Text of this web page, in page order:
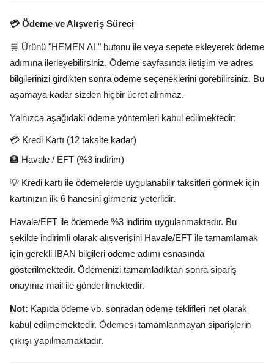
💳 Ödeme ve Alışveriş Süreci
🛒 Ürünü "HEMEN AL" butonu ile veya sepete ekleyerek ödeme
adımına ilerleyebilirsiniz. Ödeme sayfasında iletişim ve adres
bilgilerinizi girdikten sonra ödeme seçeneklerini görebilirsiniz. Bu
aşamaya kadar sizden hiçbir ücret alınmaz.
Yalnızca aşağıdaki ödeme yöntemleri kabul edilmektedir:
💳 Kredi Kartı (12 taksite kadar)
🏦 Havale / EFT (%3 indirim)
💡 Kredi kartı ile ödemelerde uygulanabilir taksitleri görmek için
kartınızın ilk 6 hanesini girmeniz yeterlidir.
Havale/EFT ile ödemede %3 indirim uygulanmaktadır. Bu
şekilde indirimli olarak alışverişini Havale/EFT ile tamamlamak
için gerekli IBAN bilgileri ödeme adımı esnasında
gösterilmektedir. Ödemenizi tamamladıktan sonra sipariş
onayınız mail ile gönderilmektedir.
Not: Kapıda ödeme vb. sonradan ödeme teklifleri net olarak
kabul edilmemektedir. Ödemesi tamamlanmayan siparişlerin
çıkışı yapılmamaktadır.